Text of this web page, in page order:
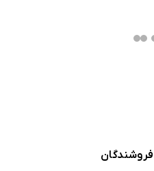
فروشندگان